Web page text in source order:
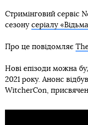
Стримінговий сервіс
сезону серіалу
Про це повідомляє
Нові епізоди можна
2021 року. Анонс
WitcherCon,